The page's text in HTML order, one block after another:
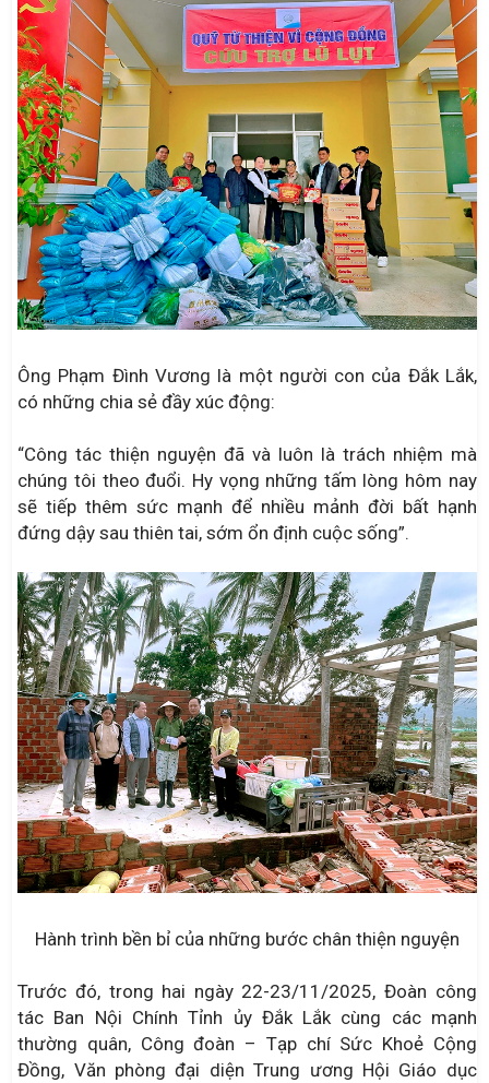
Ông Phạm Đình Vương là một người con của Đắk Lắk,
có những chia sẻ đầy xúc động:
“Công tác thiện nguyện đã và luôn là trách nhiệm mà
chúng tôi theo đuổi. Hy vọng những tấm lòng hôm nay
sẽ tiếp thêm sức mạnh để nhiều mảnh đời bất hạnh
đứng dậy sau thiên tai, sớm ổn định cuộc sống”.
Hành trình bền bỉ của những bước chân thiện nguyện
Trước đó, trong hai ngày 22-23/11/2025, Đoàn công
tác Ban Nội Chính Tỉnh ủy Đắk Lắk cùng các mạnh
thường quân, Công đoàn – Tạp chí Sức Khoẻ Cộng
Đồng, Văn phòng đại diện Trung ương Hội Giáo dục